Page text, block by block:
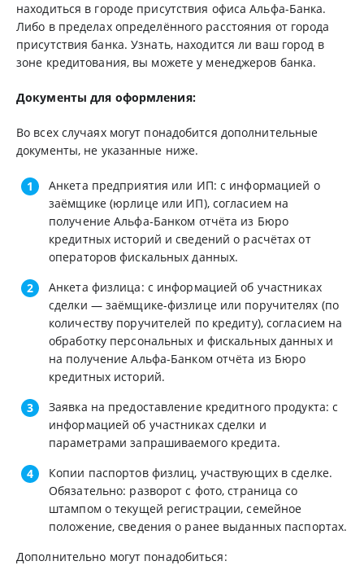
находиться в городе присутствия офиса Альфа-Банка.
Либо в пределах определённого расстояния от города
присутствия банка. Узнать, находится ли ваш город в
зоне кредитования, вы можете у менеджеров банка.
Документы для оформления:
Во всех случаях могут понадобится дополнительные
документы, не указанные ниже.
Анкета предприятия или ИП: с информацией о
заёмщике (юрлице или ИП), согласием на
получение Альфа-Банком отчёта из Бюро
кредитных историй и сведений о расчётах от
операторов фискальных данных.
Анкета физлица: с информацией об участниках
сделки — заёмщике-физлице или поручителях (по
количеству поручителей по кредиту), согласием на
обработку персональных и фискальных данных и
на получение Альфа-Банком отчёта из Бюро
кредитных историй.
Заявка на предоставление кредитного продукта: с
информацией об участниках сделки и
параметрами запрашиваемого кредита.
Копии паспортов физлиц, участвующих в сделке.
Обязательно: разворот с фото, страница со
штампом о текущей регистрации, семейное
положение, сведения о ранее выданных паспортах.
Дополнительно могут понадобиться: